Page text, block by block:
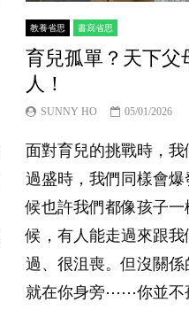
教養省思 書寫省思
育兒孤單？天下父
人！
SUNNY HO 05/01/2026
面對育兒的挑戰時，
過盛時，我們同樣會
候也許我們都像孩子
候，有人能走過來跟
過、很沮喪。但沒關係
就在你身旁⋯⋯你並不